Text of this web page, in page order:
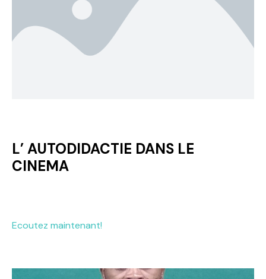
L’ AUTODIDACTIE DANS LE
CINEMA
Ecoutez maintenant!